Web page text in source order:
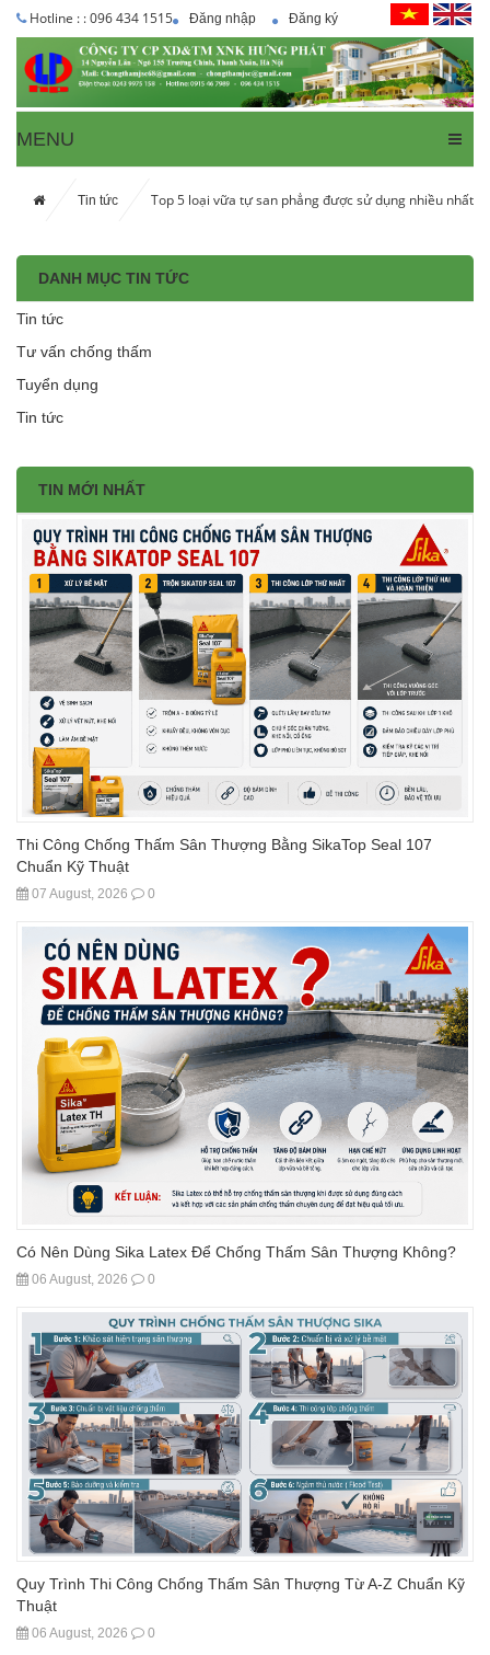
Hotline : : 096 434 1515 Đăng nhập Đăng ký
MENU
Tin tức Top 5 loại vữa tự san phẳng được sử dụng nhiều nhất
DANH MỤC TIN TỨC
Tin tức
Tư vấn chống thấm
Tuyển dụng
Tin tức
TIN MỚI NHẤT
Thi Công Chống Thấm Sân Thượng Bằng SikaTop Seal 107
Chuẩn Kỹ Thuật
07 August, 2026 0
Có Nên Dùng Sika Latex Để Chống Thấm Sân Thượng Không?
06 August, 2026 0
Quy Trình Thi Công Chống Thấm Sân Thượng Từ A-Z Chuẩn Kỹ
Thuật
06 August, 2026 0